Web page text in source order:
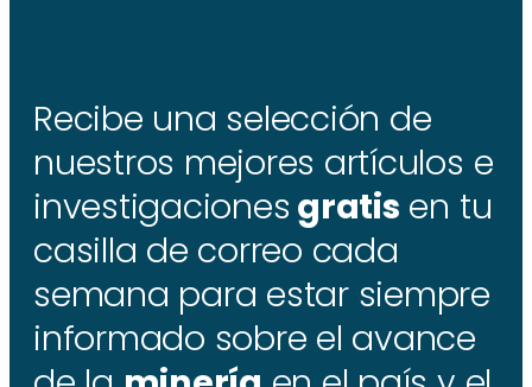
Recibe una selección de
nuestros mejores artículos e
investigaciones gratis en tu
casilla de correo cada
semana para estar siempre
informado sobre el avance